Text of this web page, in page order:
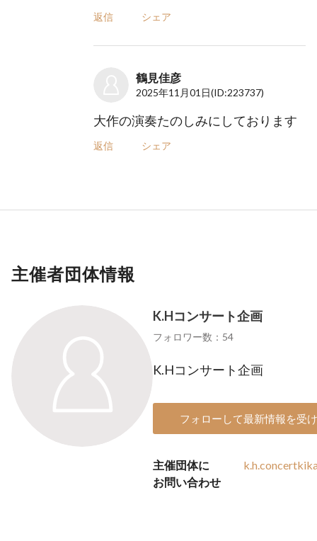
返信 シェア
鶴見佳彦
2025年11月01日(ID:223737)
大作の演奏たのしみにしております
返信 シェア
主催者団体情報
K.Hコンサート企画
フォロワー数：54
K.Hコンサート企画
フォローして最新情報を受
主催団体に
お問い合わせ